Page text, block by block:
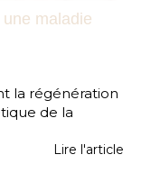
maladie
la régénération
de la
Lire l'article